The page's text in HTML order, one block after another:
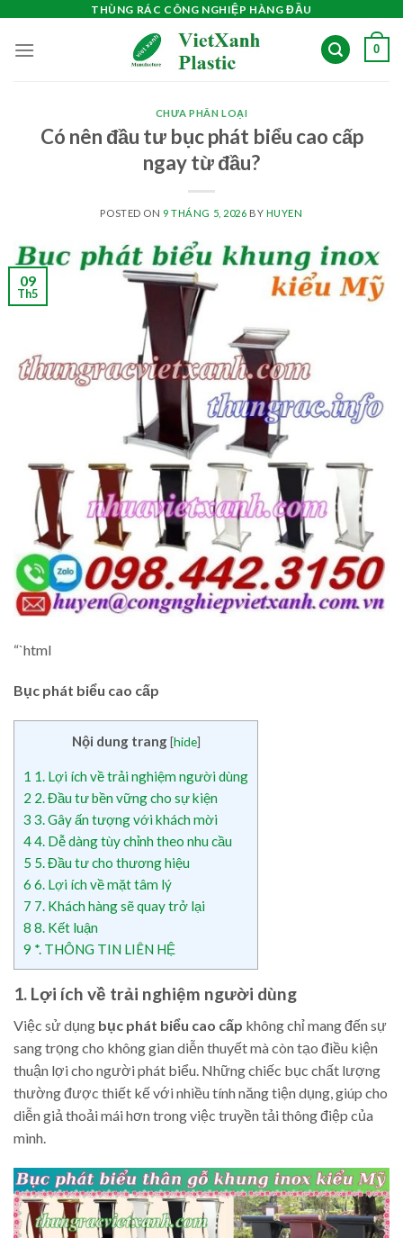
content
THÙNG RÁC CÔNG NGHIỆP HÀNG ĐẦU
0
CHƯA PHÂN LOẠI
Có nên đầu tư bục phát biểu cao cấp
ngay từ đầu?
POSTED ON 9 THÁNG 5, 2026 BY HUYEN
09
Th5
“`html
Bục phát biểu cao cấp
Nội dung trang [hide]
1 1. Lợi ích về trải nghiệm người dùng
2 2. Đầu tư bền vững cho sự kiện
3 3. Gây ấn tượng với khách mời
44. Dễ dàng tùy chỉnh theo nhu cầu
5 5. Đầu tư cho thương hiệu
6 6. Lợi ích về mặt tâm lý
7 7. Khách hàng sẽ quay trở lại
8 8. Kết luận
9 *. THÔNG TIN LIÊN HỆ
1. Lợi ích về trải nghiệm người dùng
Việc sử dụng bục phát biểu cao cấp không chỉ mang đến sự
sang trọng cho không gian diễn thuyết mà còn tạo điều kiện
thuận lợi cho người phát biểu. Những chiếc bục chất lượng
thường được thiết kế với nhiều tính năng tiện dụng, giúp cho
diễn giả thoải mái hơn trong việc truyền tải thông điệp của
mình.